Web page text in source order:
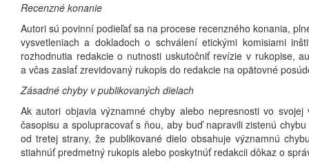
Recenzné konanie
Autori sú povinní podieľať sa na procese recenzného konania,
vysvetleniach a dokladoch o schválení etickými komisiami
rozhodnutia redakcie o nutnosti uskutočniť revízie v rukopise,
a včas zaslať zrevidovaný rukopis do redakcie na opätovné
Zásadné chyby v publikovaných dielach
Ak autori objavia významné chyby alebo nepresnosti vo
časopisu a spolupracovať s ňou, aby buď napravili zistenú
od tretej strany, že publikované dielo obsahuje významnú
stiahnúť predmetný rukopis alebo poskytnúť redakcii dôkaz o